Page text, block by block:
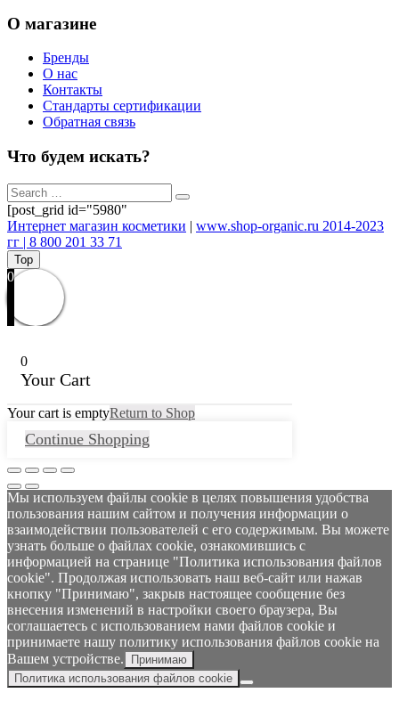
О магазине
Бренды
О нас
Контакты
Стандарты сертификации
Обратная связь
Что будем искать?
[post_grid id="5980"
Интернет магазин косметики | www.shop-organic.ru 2014-2023
гг | 8 800 201 33 71
Top
0
0
Your Cart
Your cart is emptyReturn to Shop
Continue Shopping
Мы используем файлы cookie в целях повышения удобства
пользования нашим сайтом и получения информации о
взаимодействии пользователей с его содержимым. Вы можете
узнать больше о файлах cookie, ознакомившись с
информацией на странице "Политика использования файлов
cookie". Продолжая использовать наш веб-сайт или нажав
кнопку "Принимаю", закрыв настоящее сообщение без
внесения изменений в настройки своего браузера, Вы
соглашаетесь с использованием нами файлов cookie и
принимаете нашу политику использования файлов cookie на
Вашем устройстве.
Принимаю
Политика использования файлов cookie